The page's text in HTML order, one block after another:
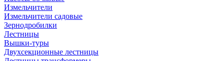
Измельчители
Измельчители садовые
Зернодробилки
Лестницы
Вышки-туры
Двухсекционные лестницы